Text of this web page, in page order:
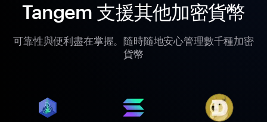
Tangem 支援其他加密貨幣
可靠性與便利盡在掌握。隨時隨地安心管理數千種加密
貨幣